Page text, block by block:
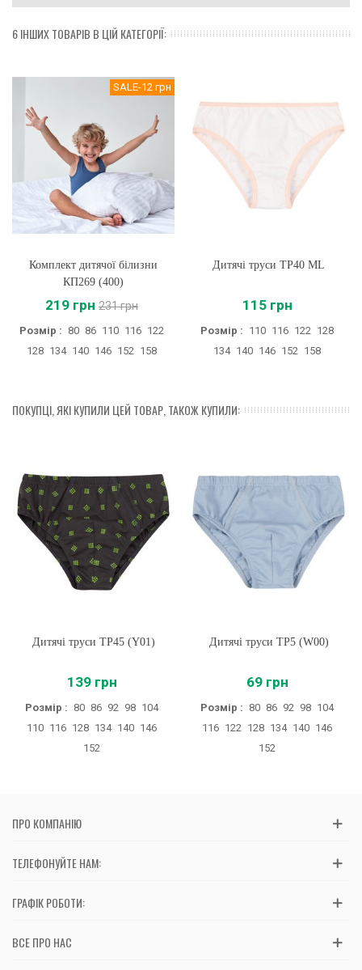
6 ІНШИХ ТОВАРІВ В ЦІЙ КАТЕГОРІЇ:
SALE-12 грн
Комплект дитячої білизни
КП269 (400)
219 грн 231 грн
Розмір : 80 86 110 116 122
128 134 140 146 152 158
Дитячі труси ТР40 ML
115 грн
Розмір : 110 116 122 128
134 140 146 152 158
ПОКУПЦІ, ЯКІ КУПИЛИ ЦЕЙ ТОВАР, ТАКОЖ КУПИЛИ:
Дитячі труси ТР45 (Y01)
139 грн
Розмір : 80 86 92 98 104
110 116 128 134 140 146
152
Дитячі труси ТР5 (W00)
69 грн
Розмір : 80 86 92 98 104
116 122 128 134 140 146
152
ПРО КОМПАНІЮ
ТЕЛЕФОНУЙТЕ НАМ:
ГРАФІК РОБОТИ:
ВСЕ ПРО НАС